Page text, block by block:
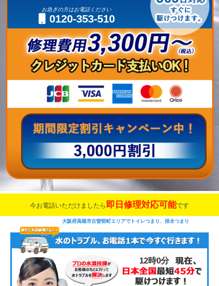
お急ぎの方はお電話ください
0120-353-510
今お電話いただけましたら 即日修理対応可能です
大阪府高槻市古曽部町エリアでトイレつまり、排水つまり
12時0分